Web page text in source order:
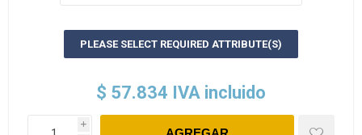
PLEASE SELECT REQUIRED ATTRIBUTE(S)
$ 57.834 IVA incluido
i